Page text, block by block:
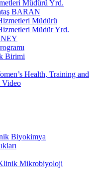
Müdürü Yrd.
BARAN
Müdürü
Müdür Yrd.
Birimi
Health, Training and
Video
Biyokimya
Mikrobiyoloji